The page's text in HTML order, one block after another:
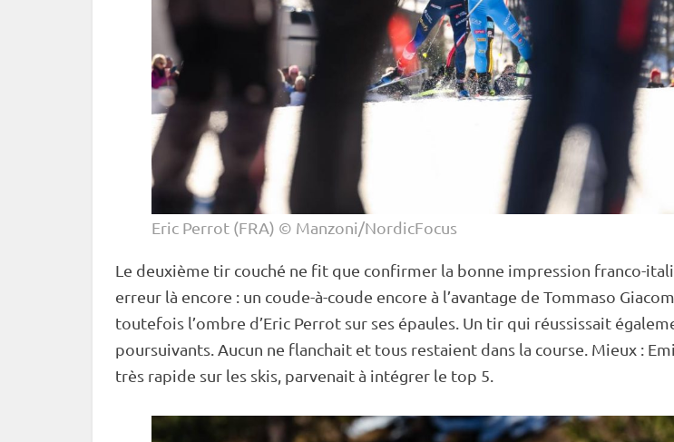
Eric Perrot (FRA) © Manzoni/NordicFocus
Le deuxième tir couché ne fit que confirmer la bonne impression franco-
erreur là encore : un coude-à-coude encore à l’avantage de Tommaso
toutefois l’ombre d’Eric Perrot sur ses épaules. Un tir qui réussissait
poursuivants. Aucun ne flanchait et tous restaient dans la course. Mieux :
très rapide sur les skis, parvenait à intégrer le top 5.